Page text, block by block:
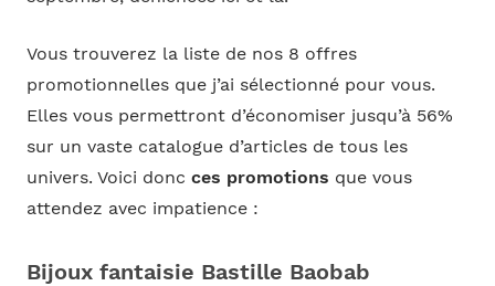
Vous trouverez la liste de nos 8 offres
promotionnelles que j’ai sélectionné pour vous.
Elles vous permettront d’économiser jusqu’à 56%
sur un vaste catalogue d’articles de tous les
univers. Voici donc ces promotions que vous
attendez avec impatience :
Bijoux fantaisie Bastille Baobab